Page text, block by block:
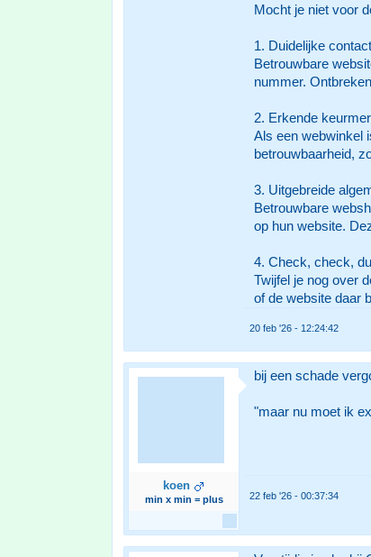
Mocht je niet voor
1. Duidelijke
Betrouwbare
nummer.
2. Erkende
Als een webwinkel
betrouwbaarheid,
3. Uitgebreide
Betrouwbare
op hun website.
4. Check, check,
Twijfel je nog over
of de website daar
20 feb '26 - 12:24:42
koen
min x min = plus
bij een schade
"maar nu moet ik
22 feb '26 - 00:37:34